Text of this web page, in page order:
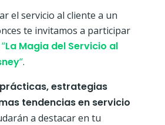
el servicio al cliente a un
te invitamos a participar
“La Magia del Servicio al
“.
estrategias
tendencias en servicio
a destacar en tu